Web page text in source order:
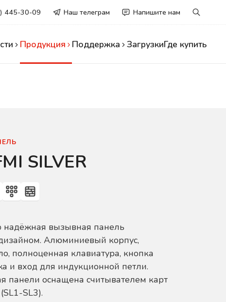
445-30-09 Наш телеграм Напишите нам
Продукция Поддержка ЗагрузкиГде купить
SILVER
надёжная вызывная панель
Алюминиевый корпус,
полноценная клавиатура, кнопка
и вход для индукционной петли.
панели оснащена считывателем карт
SL3).